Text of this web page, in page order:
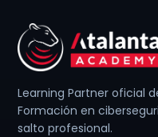
Learning Partner oficial
Formación en
salto profesional.